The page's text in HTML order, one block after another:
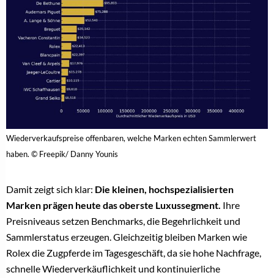
Wiederverkaufspreise offenbaren, welche Marken echten Sammlerwert
haben. © Freepik/ Danny Younis
Damit zeigt sich klar: Die kleinen, hochspezialisierten
Marken prägen heute das oberste Luxussegment. Ihre
Preisniveaus setzen Benchmarks, die Begehrlichkeit und
Sammlerstatus erzeugen. Gleichzeitig bleiben Marken wie
Rolex die Zugpferde im Tagesgeschäft, da sie hohe Nachfrage,
schnelle Wiederverkäuflichkeit und kontinuierliche